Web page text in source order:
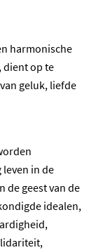
harmonische
op te
geluk, liefde
in de
de geest van de
idealen,